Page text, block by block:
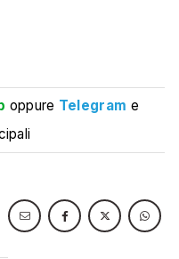
oppure Telegram e